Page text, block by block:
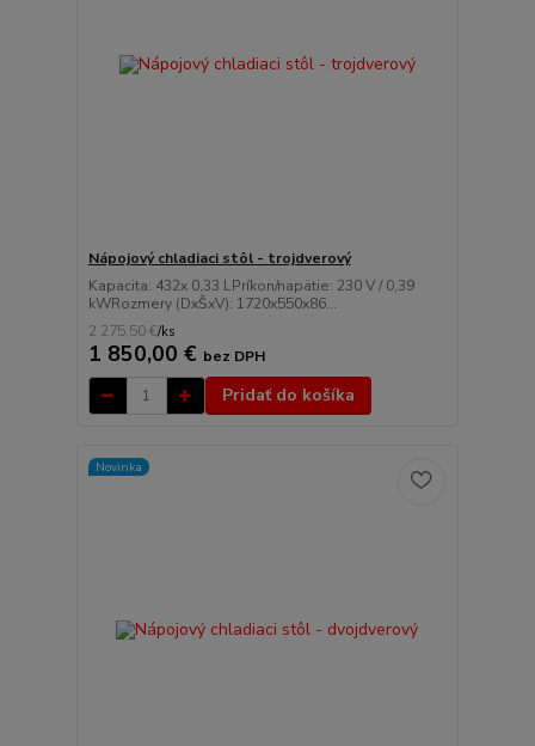
Nápojový chladiaci stôl - trojdverový
Kapacita: 432x 0,33 LPríkon/napätie: 230 V / 0,39
kWRozmery (DxŠxV): 1720x550x86...
2 275,50 €/ks
1 850,00 € bez DPH
Pridať do košíka
Novinka